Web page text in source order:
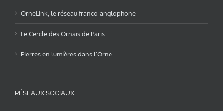
OrneLink, le réseau franco-anglophone
Le Cercle des Ornais de Paris
Pierres en lumières dans l’Orne
RÉSEAUX SOCIAUX